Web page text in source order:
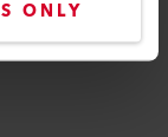
ONLY